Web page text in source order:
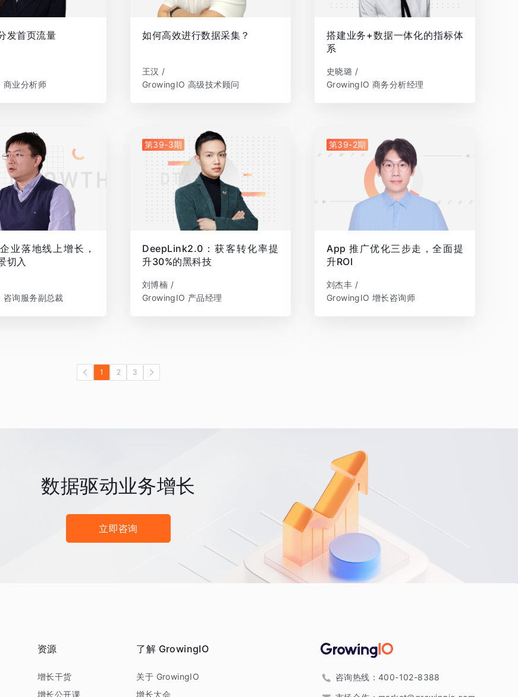
发首页流量
商业分析师
如何高效进行数据采集？
王汉 /
GrowingIO 高级技术顾问
搭建业务+数据一体化的指标体
系
史晓璐 /
GrowingIO 商务分析经理
业落地线上增长，
切入
询服务副总裁
第39-3期
DeepLink2.0：获客转化率提
升30%的黑科技
刘博楠 /
GrowingIO 产品经理
第39-2期
App 推广优化三步走，全面提
升ROI
刘杰丰 /
GrowingIO 增长咨询师
1 2 3
数据驱动业务增长
立即咨询
资源
增长干货
增长公开课
了解 GrowingIO
关于 GrowingIO
增长大会
咨询热线： 400-102-8388